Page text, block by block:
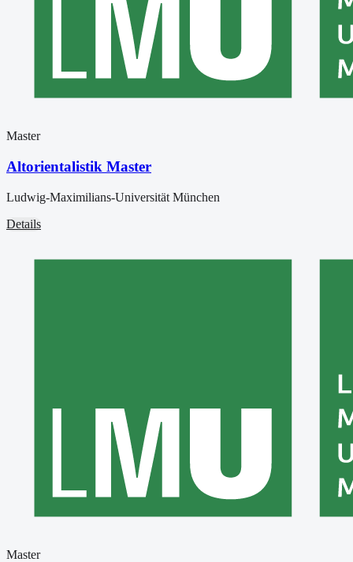
Master
Altorientalistik Master
Ludwig-Maximilians-Universität München
Details
Master